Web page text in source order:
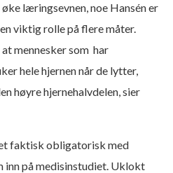
læringsevnen, noe Hansén er
viktig rolle på flere måter.
mennesker som har
hele hjernen når de lytter,
høyre hjernehalvdelen, sier
faktisk obligatorisk med
inn på medisinstudiet. Uklokt